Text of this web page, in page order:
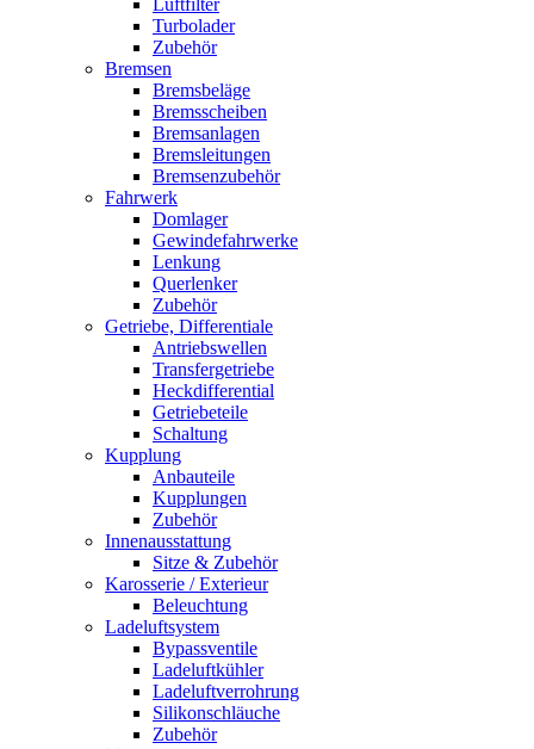
Luftfilter
Turbolader
Zubehör
Bremsen
Bremsbeläge
Bremsscheiben
Bremsanlagen
Bremsleitungen
Bremsenzubehör
Fahrwerk
Domlager
Gewindefahrwerke
Lenkung
Querlenker
Zubehör
Getriebe, Differentiale
Antriebswellen
Transfergetriebe
Heckdifferential
Getriebeteile
Schaltung
Kupplung
Anbauteile
Kupplungen
Zubehör
Innenausstattung
Sitze & Zubehör
Karosserie / Exterieur
Beleuchtung
Ladeluftsystem
Bypassventile
Ladeluftkühler
Ladeluftverrohrung
Silikonschläuche
Zubehör